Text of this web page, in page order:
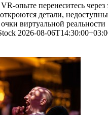
опыте перенеситесь через
детали,
виртуальной
2026-08-